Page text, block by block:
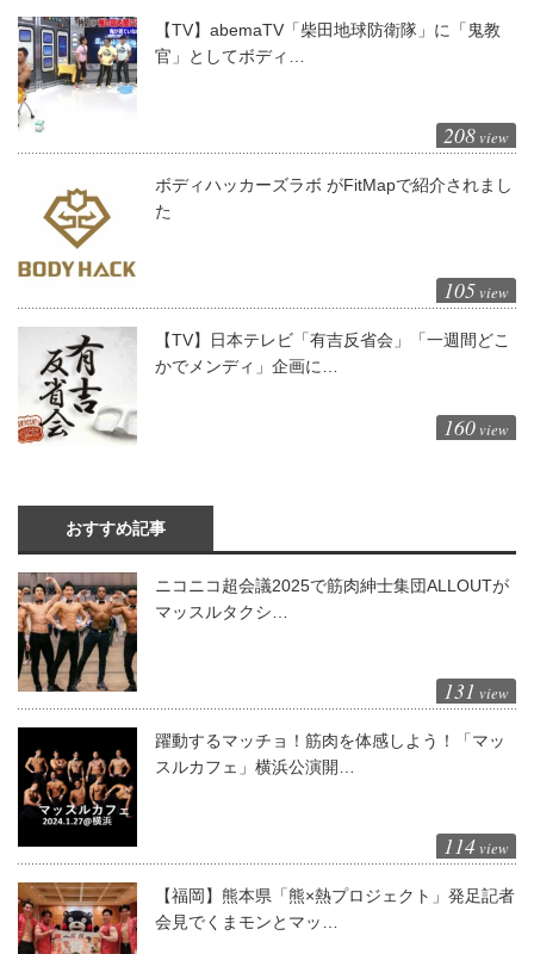
【TV】abemaTV「柴田地球防衛隊」に「鬼教
官」としてボディ…
208 view
ボディハッカーズラボ がFitMapで紹介されまし
た
105 view
【TV】日本テレビ「有吉反省会」「一週間どこ
かでメンディ」企画に…
160 view
おすすめ記事
ニコニコ超会議2025で筋肉紳士集団ALLOUTが
マッスルタクシ…
131 view
躍動するマッチョ！筋肉を体感しよう！「マッ
スルカフェ」横浜公演開…
114 view
【福岡】熊本県「熊×熱プロジェクト」発足記者
会見でくまモンとマッ…